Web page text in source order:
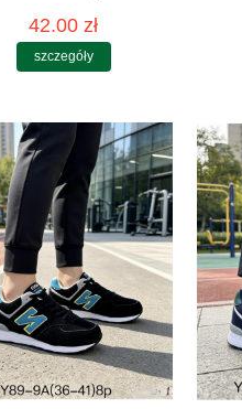
42.00 zł
szczegóły